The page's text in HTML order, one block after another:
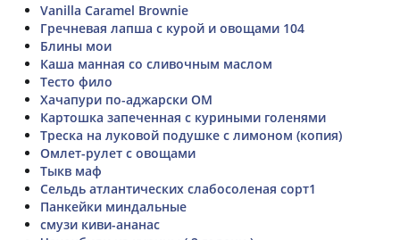
Vanilla Caramel Brownie
Гречневая лапша с курой и овощами 104
Блины мои
Каша манная со сливочным маслом
Тесто фило
Хачапури по-аджарски ОМ
Картошка запеченная с куриными голенями
Треска на луковой подушке с лимоном (копия)
Омлет-рулет с овощами
Тыкв маф
Сельдь атлантических слабосоленая сорт1
Панкейки миндальные
смузи киви-ананас